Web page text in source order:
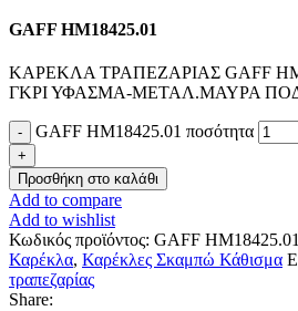
GAFF HM18425.01
ΚΑΡΕΚΛΑ ΤΡΑΠΕΖΑΡΙΑΣ GAFF
ΓΚΡΙ ΥΦΑΣΜΑ-ΜΕΤΑΛ.ΜΑΥΡΑ
GAFF HM18425.01 ποσότητα
Προσθήκη στο καλάθι
Add to compare
Add to wishlist
Κωδικός προϊόντος: GAFF HM18425.01
Καρέκλα, Καρέκλες Σκαμπώ Κάθισμα
τραπεζαρίας
Share: